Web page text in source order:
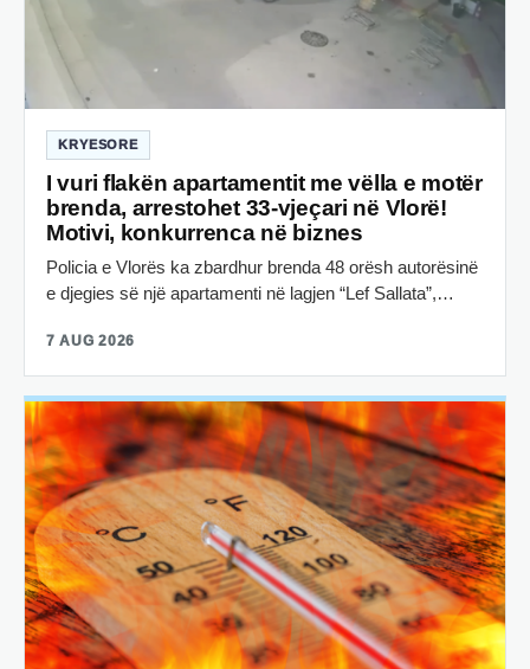
KRYESORE
I vuri flakën apartamentit me vëlla e motër
brenda, arrestohet 33-vjeçari në Vlorë!
Motivi, konkurrenca në biznes
Policia e Vlorës ka zbardhur brenda 48 orësh autorësinë
e djegies së një apartamenti në lagjen “Lef Sallata”,…
7 AUG 2026